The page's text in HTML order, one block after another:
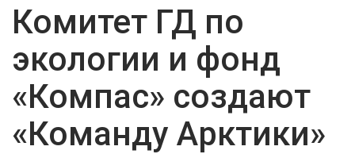
Комитет ГД по
экологии и фонд
«Компас» создают
«Команду Арктики»